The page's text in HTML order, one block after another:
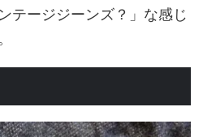
テージジーンズ？」な感じ